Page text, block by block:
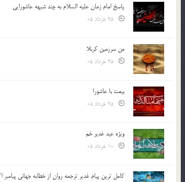
پاسخ امام زمان علیه السلام به چند شبهه عاشورایی
من سرزمین کربلا
بیعت با عاشورا
ویژه عید غدیر خم
کامل ترین پیام غدیر ترجمه روان از خطابه جهانی